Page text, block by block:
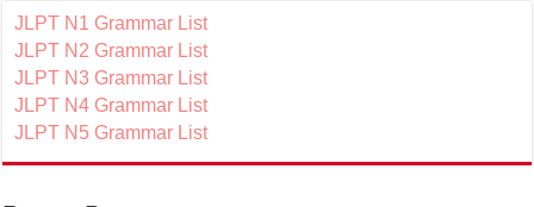
JLPT N1 Grammar List
JLPT N2 Grammar List
JLPT N3 Grammar List
JLPT N4 Grammar List
JLPT N5 Grammar List